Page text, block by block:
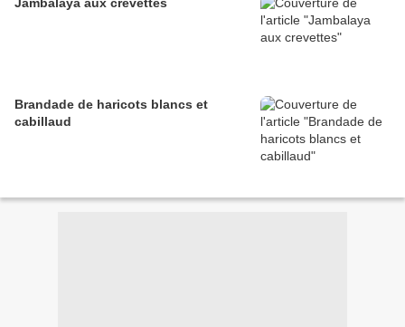
Brandade de haricots blancs et
cabillaud